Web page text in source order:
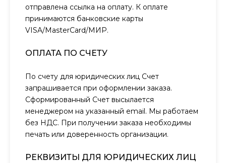
отправлена ссылка на оплату. К оплате
принимаются банковские карты
VISA/MasterCard/МИР.
ОПЛАТА ПО СЧЕТУ
По счету для юридических лиц Счет
запрашивается при оформлении заказа.
Сформированный Счет высылается
менеджером на указанный email. Мы работаем
без НДС. При получении заказа необходимы
печать или доверенность организации.
РЕКВИЗИТЫ ДЛЯ ЮРИДИЧЕСКИХ ЛИЦ